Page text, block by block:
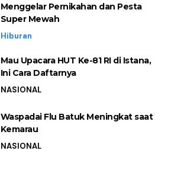
Menggelar Pernikahan dan Pesta
Super Mewah
Hiburan
Mau Upacara HUT Ke-81 RI di Istana,
Ini Cara Daftarnya
NASIONAL
Waspadai Flu Batuk Meningkat saat
Kemarau
NASIONAL